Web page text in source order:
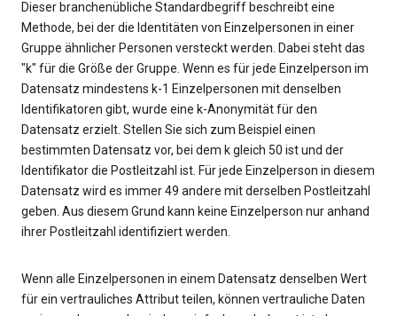
Dieser branchenübliche Standardbegriff beschreibt eine
Methode, bei der die Identitäten von Einzelpersonen in einer
Gruppe ähnlicher Personen versteckt werden. Dabei steht das
"k" für die Größe der Gruppe. Wenn es für jede Einzelperson im
Datensatz mindestens k-1 Einzelpersonen mit denselben
Identifikatoren gibt, wurde eine k-Anonymität für den
Datensatz erzielt. Stellen Sie sich zum Beispiel einen
bestimmten Datensatz vor, bei dem k gleich 50 ist und der
Identifikator die Postleitzahl ist. Für jede Einzelperson in diesem
Datensatz wird es immer 49 andere mit derselben Postleitzahl
geben. Aus diesem Grund kann keine Einzelperson nur anhand
ihrer Postleitzahl identifiziert werden.
Wenn alle Einzelpersonen in einem Datensatz denselben Wert
für ein vertrauliches Attribut teilen, können vertrauliche Daten